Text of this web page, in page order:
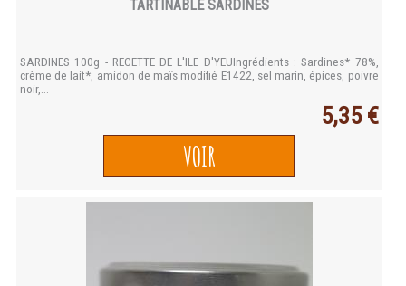
TARTINABLE SARDINES
SARDINES 100g - RECETTE DE L'ILE D'YEUIngrédients : Sardines* 78%,
crème de lait*, amidon de maïs modifié E1422, sel marin, épices, poivre
noir,...
5,35 €
VOIR